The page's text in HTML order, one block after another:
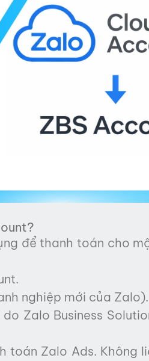
để thanh toán cho
nghiệp mới của Zalo).
Zalo Business
toán Zalo Ads. Không